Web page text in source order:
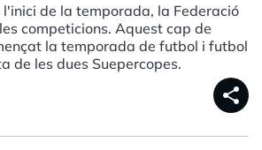
de la temporada, la Federació
competicions. Aquest cap de
la temporada de futbol i futbol
de les dues Suepercopes.
share